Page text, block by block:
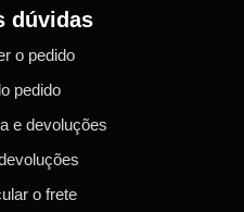
dúvidas
o pedido
pedido
e devoluções
o frete